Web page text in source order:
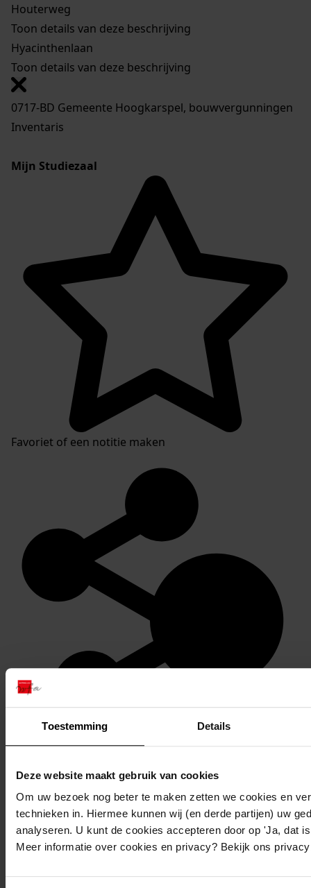
Toestemming Details
Deze website maakt gebruik van cookies
Om uw bezoek nog beter te maken zetten we cookies en
technieken in. Hiermee kunnen wij (en derde partijen) uw
analyseren. U kunt de cookies accepteren door op 'Ja, dat
Meer informatie over cookies en privacy? Bekijk ons
Houterweg
Toon details van deze beschrijving
Hyacinthenlaan
Toon details van deze beschrijving
0717-BD Gemeente Hoogkarspel, bouwvergunningen
Inventaris
Mijn Studiezaal
Favoriet of een notitie maken
Stel een vraag of plaats een opmerking op de tijdlijn
Reageren